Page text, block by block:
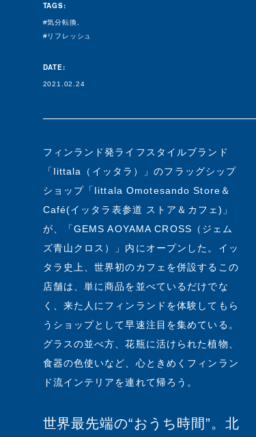
TAGS:
気分転換
リフレッシュ
DATE:
2021.02.24
フィンランド発ライフスタイルブランド
「Iittala（イッタラ）」のフラッグシップ
ショップ「Iittala Omotesando Store＆
Café(イッタラ表参道 ストア＆カフェ)」
が、「GEMS AOYAMA CROSS（ジェム
ズ青山クロス）」内にオープンした。イッ
タラ史上、世界初のカフェを併設するこの
店舗は、単に商品を並べているだけでな
く、来た人にフィンランドを体験してもら
うショップとして早速注目を集めている。
グラスの並べ方、花瓶に活けられた植物、
食器の色使いなど、心ときめくフィンラン
ド流インテリアを連れて帰ろう。
世界最先端の“おうち時間”。北